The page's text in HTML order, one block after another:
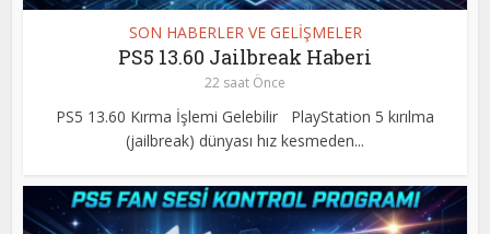
SON HABERLER VE GELİŞMELER
PS5 13.60 Jailbreak Haberi
22 saat Önce
PS5 13.60 Kırma İşlemi Gelebilir PlayStation 5 kırılma
(jailbreak) dünyası hız kesmeden...